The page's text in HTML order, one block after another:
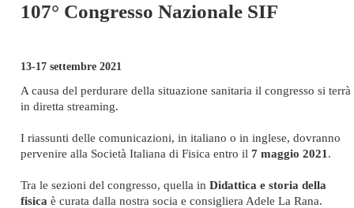
107° Congresso Nazionale SIF
13-17 settembre 2021
A causa del perdurare della situazione sanitaria il congresso si terrà
in diretta streaming.
I riassunti delle comunicazioni, in italiano o in inglese, dovranno
pervenire alla Società Italiana di Fisica entro il 7 maggio 2021 .
Tra le sezioni del congresso, quella in Didattica e storia della
fisica è curata dalla nostra socia e consigliera Adele La Rana.